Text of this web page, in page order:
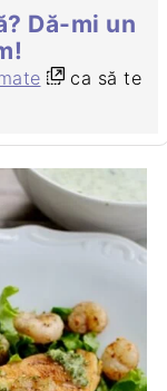
Dă-mi un
ca să te